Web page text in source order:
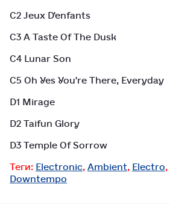
C2 Jeux D'enfants
C3 A Taste Of The Dusk
C4 Lunar Son
C5 Oh Yes You're There, Everyday
D1 Mirage
D2 Taifun Glory
D3 Temple Of Sorrow
Теги:Electronic Ambient Electro
Downtempo